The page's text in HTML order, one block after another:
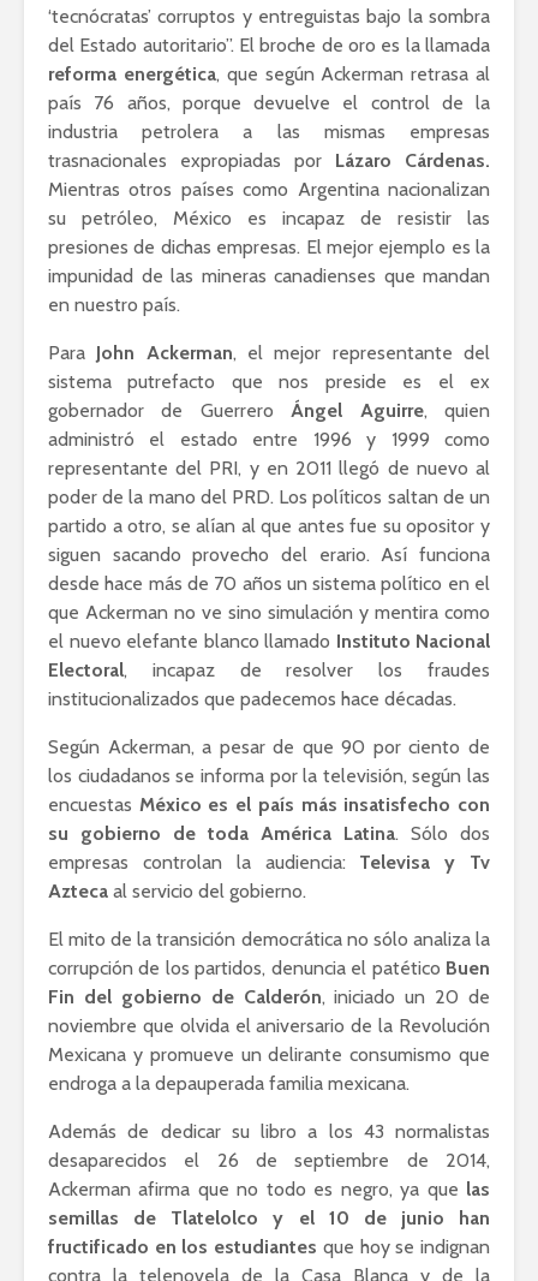
‘tecnócratas’ corruptos y entreguistas bajo la sombra
del Estado autoritario”. El broche de oro es la llamada
reforma energética, que según Ackerman retrasa al
país 76 años, porque devuelve el control de la
industria petrolera a las mismas empresas
trasnacionales expropiadas por Lázaro Cárdenas.
Mientras otros países como Argentina nacionalizan
su petróleo, México es incapaz de resistir las
presiones de dichas empresas. El mejor ejemplo es la
impunidad de las mineras canadienses que mandan
en nuestro país.
Para John Ackerman, el mejor representante del
sistema putrefacto que nos preside es el ex
gobernador de GuerreroÁngel Aguirre, quien
administró el estado entre 1996 y 1999 como
representante del PRI, y en 2011 llegó de nuevo al
poder de la mano del PRD. Los políticos saltan de un
partido a otro, se alían al que antes fue su opositor y
siguen sacando provecho del erario. Así funciona
desde hace más de 70 años un sistema político en el
que Ackerman no ve sino simulación y mentira como
el nuevo elefante blanco llamado Instituto Nacional
Electoral, incapaz de resolver los fraudes
institucionalizados que padecemos hace décadas.
Según Ackerman, a pesar de que 90 por ciento de
los ciudadanos se informa por la televisión, según las
encuestas México es el país más insatisfecho con
su gobierno de toda América Latina. Sólo dos
empresas controlan la audiencia: Televisa y Tv
Azteca al servicio del gobierno.
El mito de la transición democrática no sólo analiza la
corrupción de los partidos, denuncia el patético Buen
Fin del gobierno de Calderón, iniciado un 20 de
noviembre que olvida el aniversario de la Revolución
Mexicana y promueve un delirante consumismo que
endroga a la depauperada familia mexicana.
Además de dedicar su libro a los 43 normalistas
desaparecidos el 26 de septiembre de 2014,
Ackerman afirma que no todo es negro, ya que las
semillas de Tlatelolco y el 10 de junio han
fructificado en los estudiantes que hoy se indignan
contra la telenovela de la Casa Blanca y de la